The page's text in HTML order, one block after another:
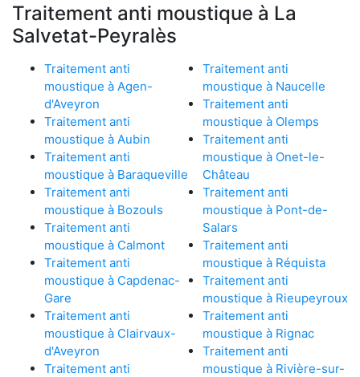
Traitement anti moustique à La
Salvetat-Peyralès
Traitement anti
moustique à Agen-
d'Aveyron
Traitement anti
moustique à Aubin
Traitement anti
moustique à Baraqueville
Traitement anti
moustique à Bozouls
Traitement anti
moustique à Calmont
Traitement anti
moustique à Capdenac-
Gare
Traitement anti
moustique à Clairvaux-
d'Aveyron
Traitement anti
Traitement anti
moustique à Naucelle
Traitement anti
moustique à Olemps
Traitement anti
moustique à Onet-le-
Château
Traitement anti
moustique à Pont-de-
Salars
Traitement anti
moustique à Réquista
Traitement anti
moustique à Rieupeyroux
Traitement anti
moustique à Rignac
Traitement anti
moustique à Rivière-sur-